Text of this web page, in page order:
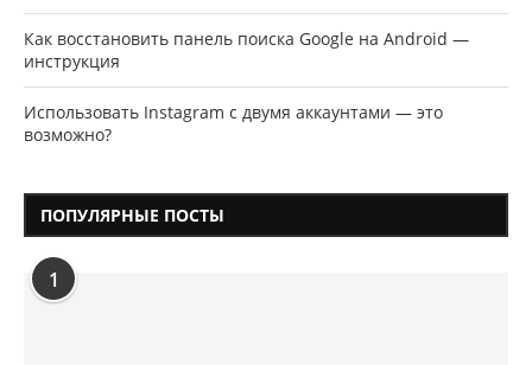
Как восстановить панель поиска Google на Android —
инструкция
Использовать Instagram с двумя аккаунтами — это
возможно?
ПОПУЛЯРНЫЕ ПОСТЫ
1